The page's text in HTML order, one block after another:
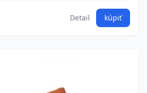
Detail kúpiť